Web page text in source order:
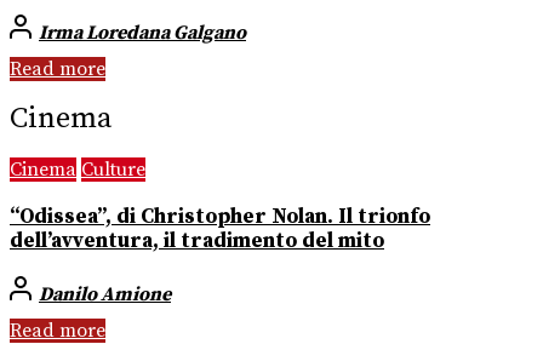
Irma Loredana Galgano
Read more
Cinema
Cinema Culture
“Odissea”, di Christopher Nolan. Il trionfo
dell’avventura, il tradimento del mito
Danilo Amione
Read more